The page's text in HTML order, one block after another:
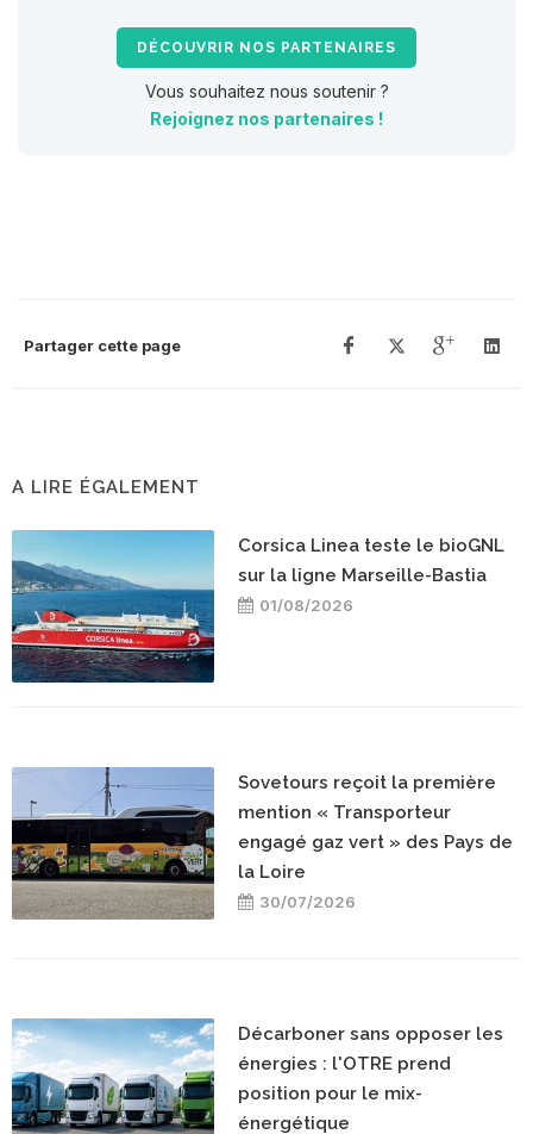
DÉCOUVRIR NOS PARTENAIRES
Vous souhaitez nous soutenir ?
Rejoignez nos partenaires !
Partager cette page
A LIRE ÉGALEMENT
Corsica Linea teste le bioGNL
sur la ligne Marseille-Bastia
01/08/2026
Sovetours reçoit la première
mention « Transporteur
engagé gaz vert » des Pays de
la Loire
30/07/2026
Décarboner sans opposer les
énergies : l'OTRE prend
position pour le mix-
énergétique